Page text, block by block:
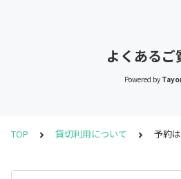
よくあるご
Powered by
TOP 貸切利用について 予約